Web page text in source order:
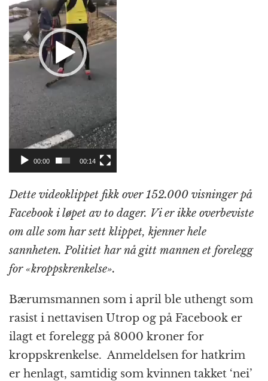
o
k
e
r
p
00:00 00:14
Dette videoklippet fikk over 152.000 visninger på
Facebook i løpet av to dager. Vi er ikke overbeviste
om alle som har sett klippet, kjenner hele
sannheten. Politiet har nå gitt mannen et forelegg
for «kroppskrenkelse».
Bærumsmannen som i april ble uthengt som
rasist i nettavisen Utrop og på Facebook er
ilagt et forelegg på 8000 kroner for
kroppskrenkelse. Anmeldelsen for hatkrim
er henlagt, samtidig som kvinnen takket ‘nei’